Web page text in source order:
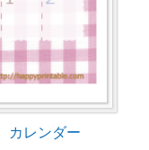
カレンダー